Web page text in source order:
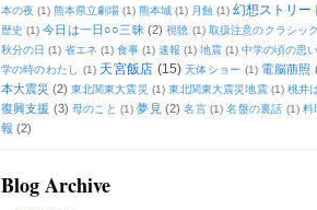
本の夜 (1) 熊本県立劇場 (1) 熊本城 (1) 月蝕 (1) 幻想ストリー
歴史 (1) 今日は一日○○三昧 (2) 視聴 (1) 取扱注意のクラシッ
秋分の日 (1) 省エネ (1) 食事 (1) 速報 (1) 地震 (1) 中学の頃の思
学の時のわたし
(1) 天宮飯店 (15) 天体ショー (1) 電脳萠照
本大震災 (2) 東北関東大震災 (1) 東北関東大震災地震 (1) 桃井
復興支援 (3) 母のこと (1) 夢見 (2) 名言 (1) 名盤の裏話 (1) 料
報 (2)
Blog Archive